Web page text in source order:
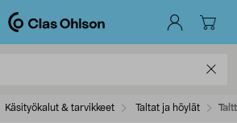
Käsityökalut & tarvikkeet Taltat ja höylät